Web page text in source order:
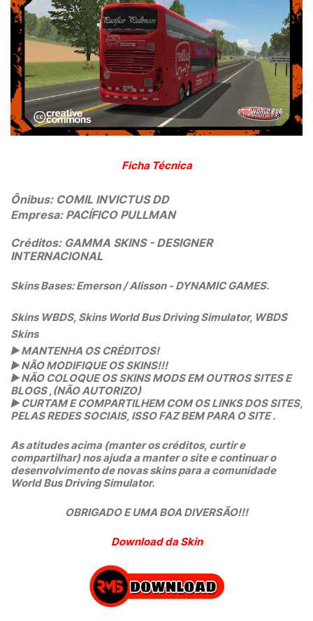
Ficha Técnica
Ônibus: COMIL INVICTUS DD
Empresa: PACÍFICO PULLMAN
Créditos: GAMMA SKINS - DESIGNER
INTERNACIONAL
Skins Bases: Emerson / Alisson - DYNAMIC GAMES.
Skins WBDS, Skins World Bus Driving Simulator, WBDS
Skins
▶️MANTENHA OS CRÉDITOS!
▶️NÃO MODIFIQUE OS SKINS!!!
▶️NÃO COLOQUE OS SKINS MODS EM OUTROS SITES E
BLOGS ,(NÃO AUTORIZO)
▶️CURTAM E COMPARTILHEM COM OS LINKS DOS SITES,
PELAS REDES SOCIAIS, ISSO FAZ BEM PARA O SITE .
As atitudes acima (manter os créditos, curtir e
compartilhar) nos ajuda a manter o site e continuar o
desenvolvimento de novas skins para a comunidade
World Bus Driving Simulator.
OBRIGADO E UMA BOA DIVERSÃO!!!
Download da Skin